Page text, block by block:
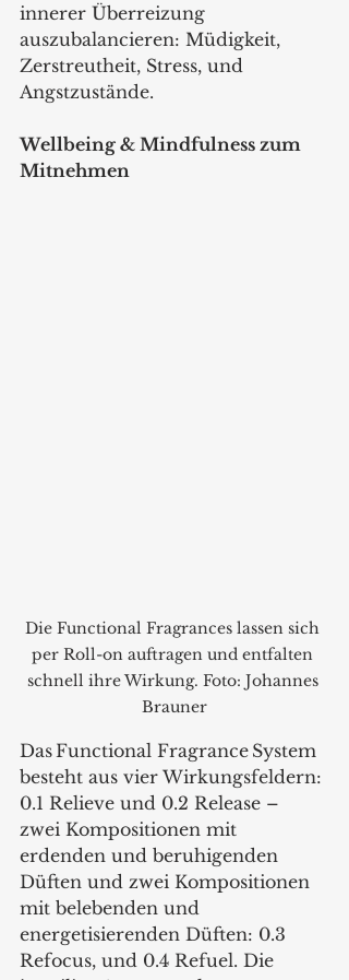
innerer Überreizung
auszubalancieren: Müdigkeit,
Zerstreutheit, Stress, und
Angstzustände.
Wellbeing & Mindfulness zum
Mitnehmen
Die Functional Fragrances lassen sich
per Roll-on auftragen und entfalten
schnell ihre Wirkung. Foto: Johannes
Brauner
Das Functional Fragrance System
besteht aus vier Wirkungsfeldern:
0.1 Relieve und 0.2 Release –
zwei Kompositionen mit
erdenden und beruhigenden
Düften und zwei Kompositionen
mit belebenden und
energetisierenden Düften: 0.3
Refocus, und 0.4 Refuel. Die